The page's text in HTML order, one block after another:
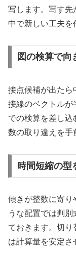
写します。写す先
中で新しい工夫を
図の検算で向
接点候補が出たら
接線のベクトルが
での検算を差し
数の取り違えを手
時間短縮の型
傾きが整数に寄り
うな配置では判
ておきます。切
は計算量を安定さ